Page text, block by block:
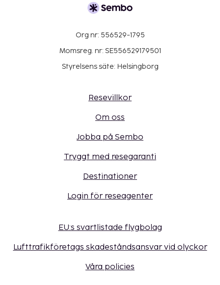
Org nr: 556529-1795
Momsreg. nr: SE556529179501
Styrelsens säte: Helsingborg
Resevillkor
Om oss
Jobba på Sembo
Tryggt med resegaranti
Destinationer
Login för reseagenter
EU:s svartlistade flygbolag
Lufttrafikföretags skadeståndsansvar vid olyckor
Våra policies